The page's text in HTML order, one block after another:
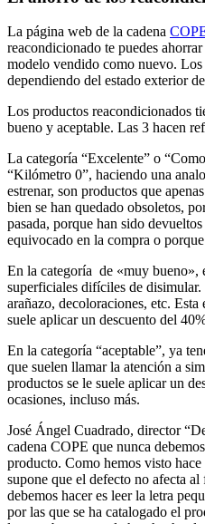
La página web de la cadena
reacondicionado te puedes
modelo vendido como nuevo.
dependiendo del estado exterior
Los productos reacondicionados
bueno y aceptable. Las 3 hacen
La categoría “Excelente” o
“Kilómetro 0”, haciendo una
estrenar, son productos que
bien se han quedado obsoletos,
pasada, porque han sido
equivocado en la compra o
En la categoría de «muy bueno»,
superficiales difíciles de
arañazo, decoloraciones, etc.
suele aplicar un descuento del
En la categoría “aceptable”, ya
que suelen llamar la atención a
productos se le suele aplicar un
ocasiones, incluso más.
José Ángel Cuadrado, director
cadena COPE que nunca
producto. Como hemos visto
supone que el defecto no afecta
debemos hacer es leer la letra
por las que se ha catalogado el